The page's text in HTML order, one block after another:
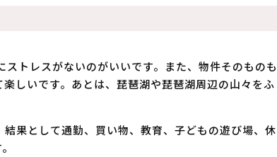
トレスがないのがいいです。また、物件そのものも
しいです。あとは、琵琶湖や琵琶湖周辺の山々をふ
果として通勤、買い物、教育、子どもの遊び場、休